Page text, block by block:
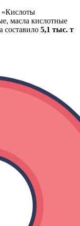
масла кислотные
составило 5,1 тыс. т